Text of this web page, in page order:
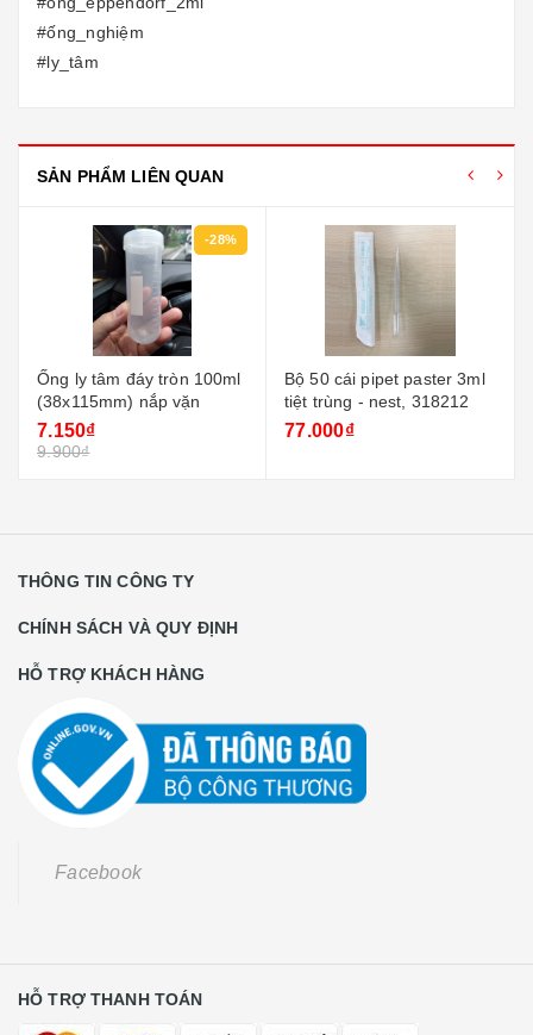
#ống_nghiệm
#ly_tâm
SẢN PHẨM LIÊN QUAN
-28%
Ống ly tâm đáy tròn 100ml
(38x115mm) nắp vặn
7.150₫
9.900₫
Bộ 50 cái pipet paster 3ml
tiệt trùng - nest, 318212
77.000₫
THÔNG TIN CÔNG TY
CHÍNH SÁCH VÀ QUY ĐỊNH
HỖ TRỢ KHÁCH HÀNG
Facebook
HỖ TRỢ THANH TOÁN